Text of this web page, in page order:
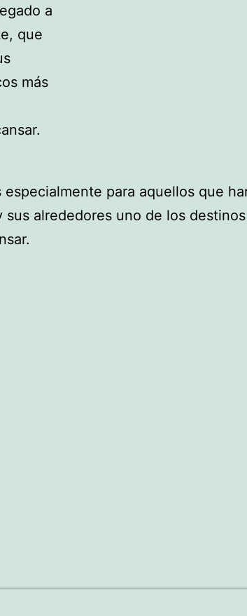
a
que
más
para aquellos que
alrededores uno de los